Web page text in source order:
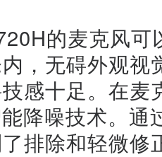
的麦克风
，无碍外观视
感十足。在麦
降噪技术。通
排除和轻微修